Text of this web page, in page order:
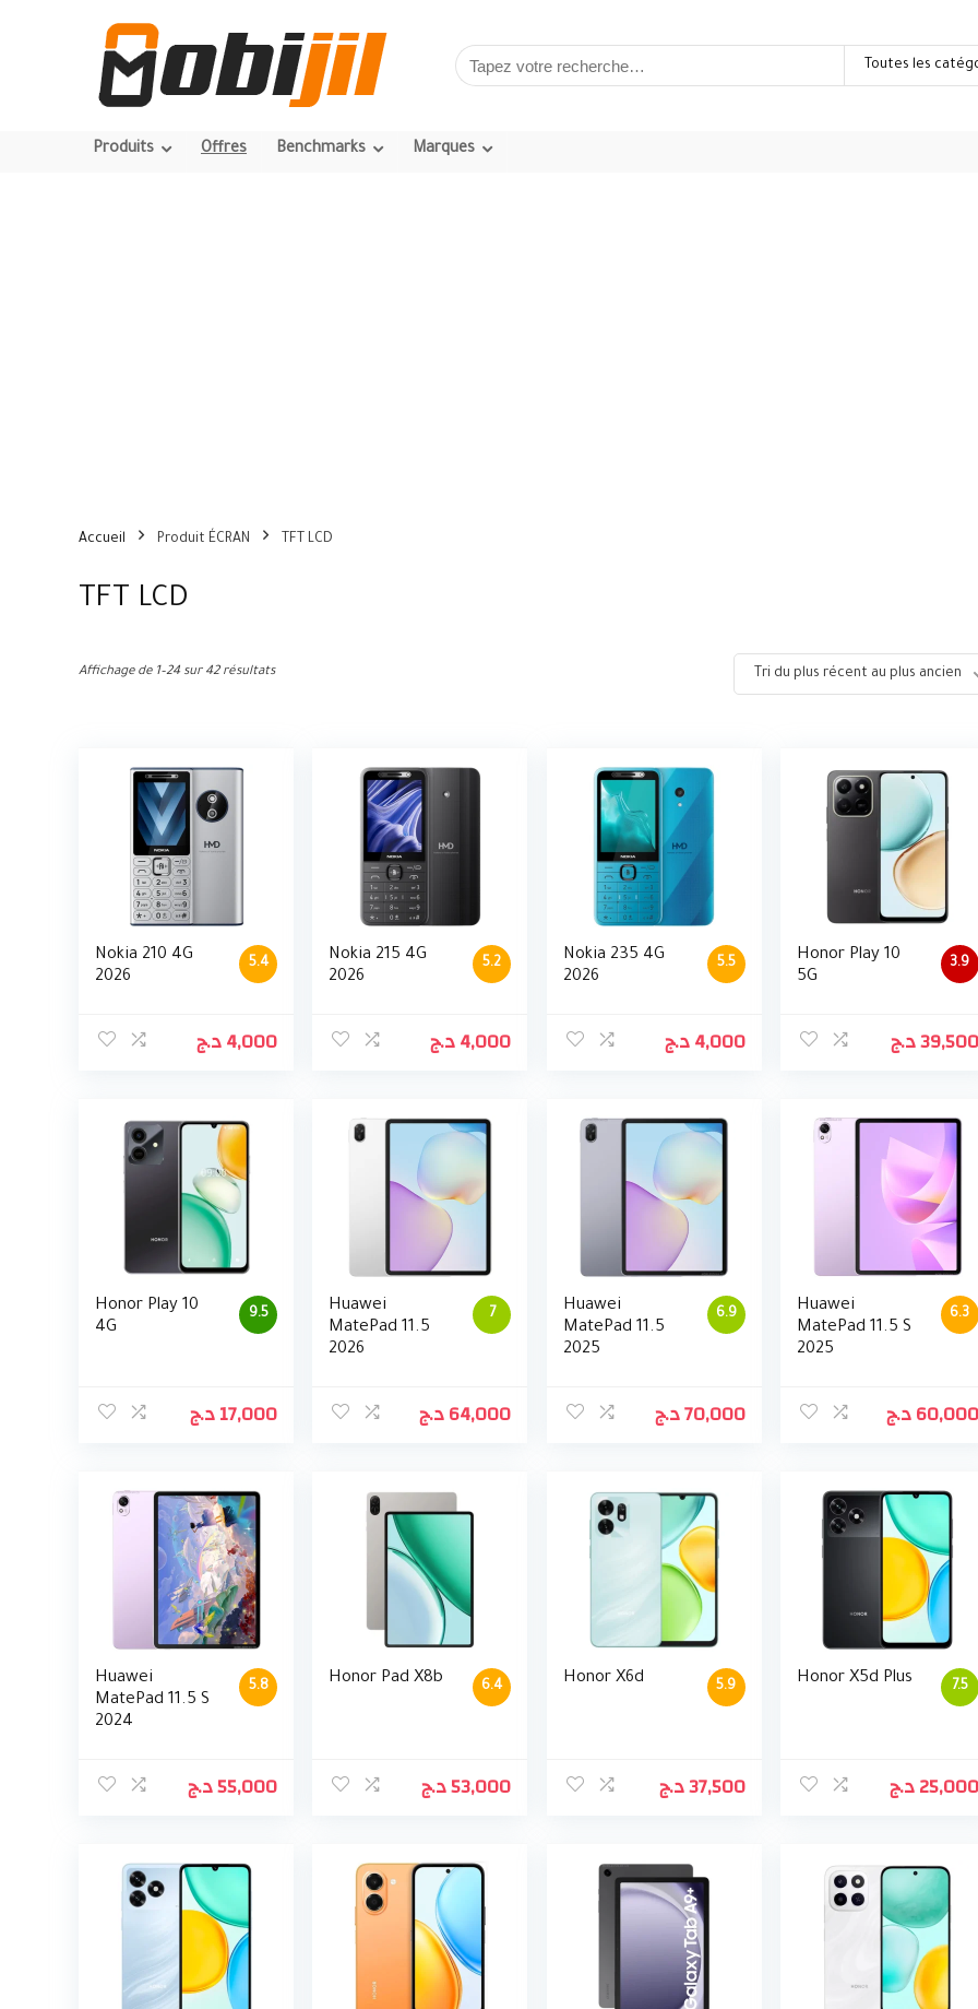
Toutes les
Produits Offres Benchmarks Marques
Accueil Produit ÉCRAN TFT LCD
TFT LCD
Affichage de 1–24 sur 42 résultats Tri du plus récent au plus ancien
5.4
Nokia 210 4G
2026
4,000د.ج
5.2
Nokia 215 4G
2026
4,000د.ج
5.5
Nokia 235 4G
2026
4,000د.ج
3.9
Honor Play 10
5G
39,500د.ج
9.5
Honor Play 10
4G
17,000د.ج
7
Huawei
MatePad 11.5
2026
64,000د.ج
6.9
Huawei
MatePad 11.5
2025
70,000د.ج
6.3
Huawei
MatePad 11.5 S
2025
60,000د.ج
5.8
Huawei
MatePad 11.5 S
2024
55,000د.ج
6.4
Honor Pad X8b
53,000د.ج
5.9
Honor X6d
37,500د.ج
7.5
Honor X5d Plus
25,000د.ج